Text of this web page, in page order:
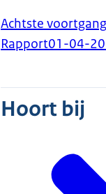
Achtste
Rapport01-04-
Hoort bij